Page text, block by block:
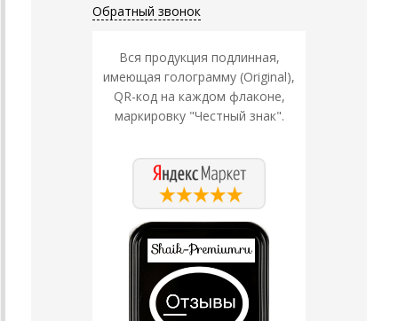
Обратный звонок
Вся продукция подлинная,
имеющая голограмму (Original),
QR-код на каждом флаконе,
маркировку "Честный знак".